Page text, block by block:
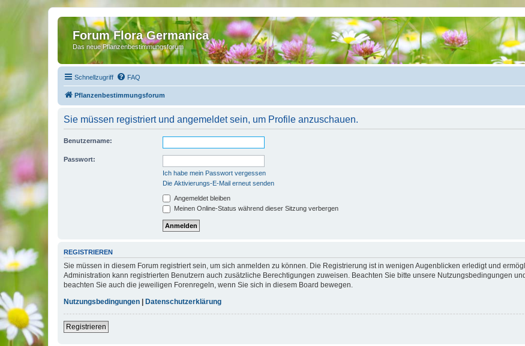
Forum Flora Germanica
Das neue Pflanzenbestimmungsforum
Schnellzugriff FAQ
Pflanzenbestimmungsforum
Sie müssen registriert und angemeldet sein, um Profile anzuschauen.
Benutzername:
Passwort:
Ich habe mein Passwort vergessen
Die Aktivierungs-E-Mail erneut senden
Angemeldet bleiben
Meinen Online-Status während dieser Sitzung verbergen
REGISTRIEREN
Sie müssen in diesem Forum registriert sein, um sich anmelden zu können. Die Registrierung ist in wenigen Augenblicken erledigt und
Administration kann registrierten Benutzern auch zusätzliche Berechtigungen zuweisen. Beachten Sie bitte unsere Nutzungsbedingungen
beachten Sie auch die jeweiligen Forenregeln, wenn Sie sich in diesem Board bewegen.
Nutzungsbedingungen
Datenschutzerklärung
Registrieren